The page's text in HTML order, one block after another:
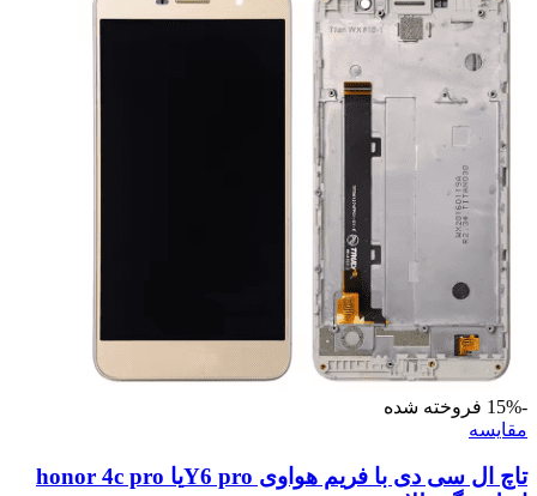
-15%
فروخته شده
مقايسه
تاچ ال سی دی با فریم هواوی Y6 proیا honor 4c pro